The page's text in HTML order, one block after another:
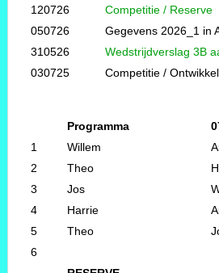
120726
Competitie / Reserve
050726
Gegevens 2026_1 in
310526
Wedstrijdverslag 3B
030725
Competitie /
Programma
1
Willem
2
Theo
3
Jos
4
Harrie
5
Theo
6